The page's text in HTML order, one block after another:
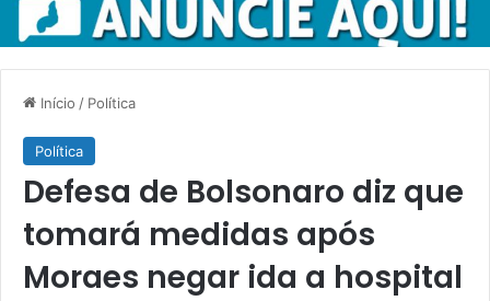
Início / Política
Política
Defesa de Bolsonaro diz que
tomará medidas após
Moraes negar ida a hospital